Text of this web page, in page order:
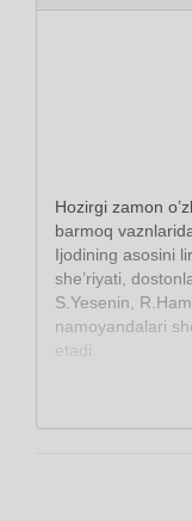
Hozirgi zamon
barmoq
Ijodining asosini
she’riyati,
S.Yesenin,
namoyandalari
etadi.